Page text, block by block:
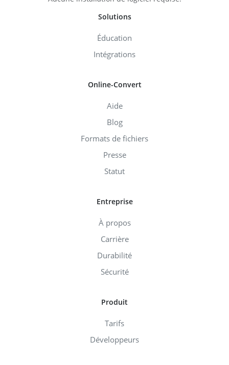
Solutions
Éducation
Intégrations
Online-Convert
Aide
Blog
Formats de fichiers
Presse
Statut
Entreprise
À propos
Carrière
Durabilité
Sécurité
Produit
Tarifs
Développeurs